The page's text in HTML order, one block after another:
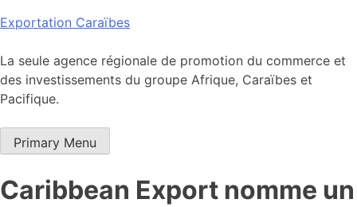
Skip
content
Exportation Caraïbes
La seule agence régionale de promotion du commerce et
des investissements du groupe Afrique, Caraïbes et
Pacifique.
Primary Menu
Caribbean Export nomme un